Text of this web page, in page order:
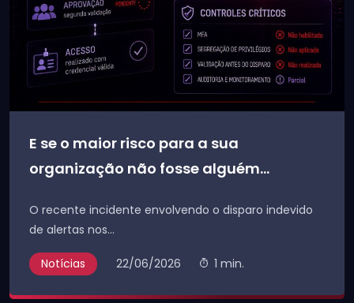
E se o maior risco para a sua
organização não fosse alguém...
O recente incidente envolvendo o disparo indevido
de alertas nos...
Notícias 22/06/2026 1 min.